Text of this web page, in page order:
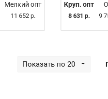
Мелкий опт
11 652 р.
Круп. опт
8 631 р. 9
Показать по 20